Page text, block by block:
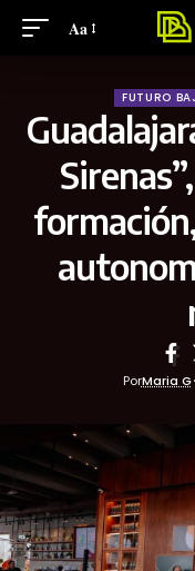
Aa
FUTURO
PorMaria G